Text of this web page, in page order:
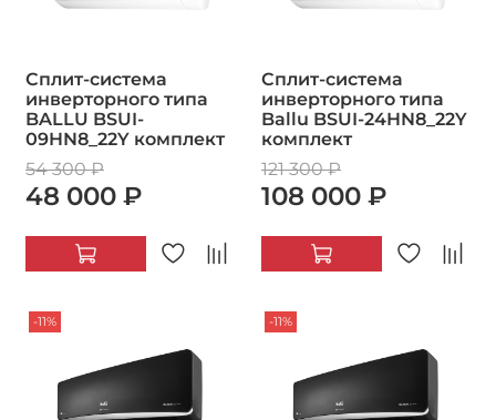
Сплит-система
инверторного типа
BALLU BSUI-
09HN8_22Y комплект
54 300 ₽
48 000 ₽
Сплит-система
инверторного типа
Ballu BSUI-24HN8_22Y
комплект
121 300 ₽
108 000 ₽
-11% -11%